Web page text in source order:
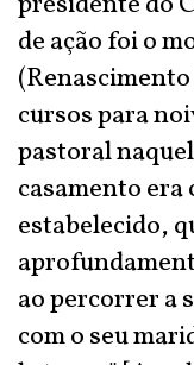
de ação foi o
cursos para
pastoral
casamento era
estabelecido,
ao percorrer a
com o seu